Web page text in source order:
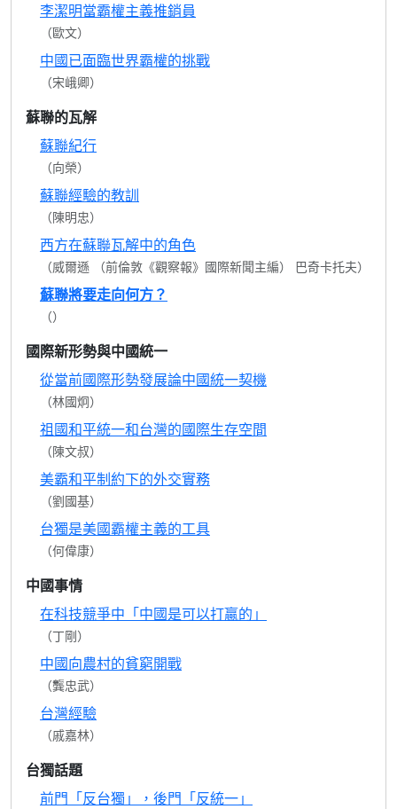
李潔明當霸權主義推銷員
（歐文）
中國已面臨世界霸權的挑戰
（宋峨卿）
蘇聯的瓦解
蘇聯紀行
（向榮）
蘇聯經驗的教訓
（陳明忠）
西方在蘇聯瓦解中的角色
（威爾遜 （前倫敦《觀察報》國際新聞主編） 巴奇卡托夫）
蘇聯將要走向何方？
（）
國際新形勢與中國統一
從當前國際形勢發展論中國統一契機
（林國炯）
祖國和平統一和台灣的國際生存空間
（陳文叔）
美霸和平制約下的外交實務
（劉國基）
台獨是美國霸權主義的工具
（何偉康）
中國事情
在科技競爭中「中國是可以打贏的」
（丁剛）
中國向農村的貧窮開戰
（龔忠武）
台灣經驗
（戚嘉林）
台獨話題
前門「反台獨」，後門「反統一」